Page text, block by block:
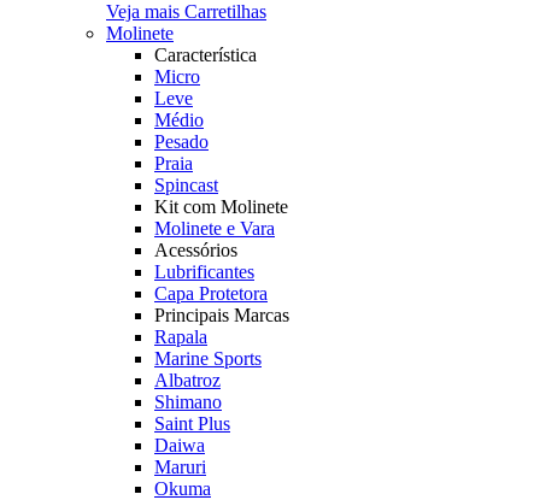
Veja mais Carretilhas
Molinete
Característica
Micro
Leve
Médio
Pesado
Praia
Spincast
Kit com Molinete
Molinete e Vara
Acessórios
Lubrificantes
Capa Protetora
Principais Marcas
Rapala
Marine Sports
Albatroz
Shimano
Saint Plus
Daiwa
Maruri
Okuma